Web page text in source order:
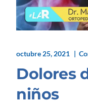
octubre 25, 2021
Dolores
niños